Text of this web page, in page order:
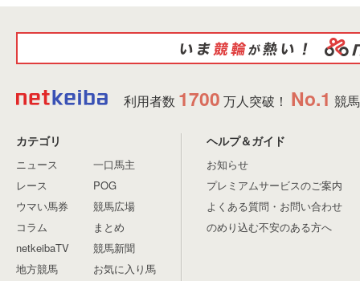
利用者数 1700 万人突破！ No.1 競
カテゴリ
ニュース
レース
ウマい馬券
コラム
netkeibaTV
地方競馬
一口馬主
POG
競馬広場
まとめ
競馬新聞
お気に入り馬
ヘルプ＆ガイド
お知らせ
プレミアムサービスのご案内
よくある質問・お問い合わせ
のめり込む不安のある方へ